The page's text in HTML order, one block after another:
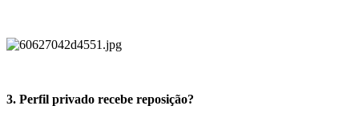
3. Perfil privado recebe reposição?